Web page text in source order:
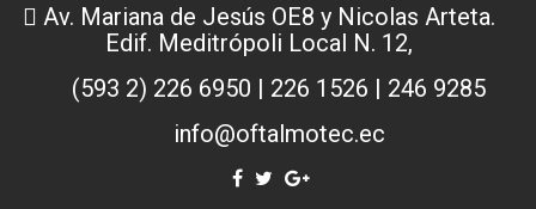
Av. Mariana de Jesús OE8 y Nicolas Arteta.
Edif. Meditrópoli Local N. 12,
(593 2) 226 6950 | 226 1526 | 246 9285
info@oftalmotec.ec